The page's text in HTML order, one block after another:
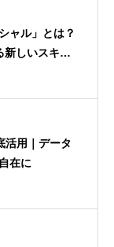
ャル」とは？
しいスキル
活用｜データ
在に